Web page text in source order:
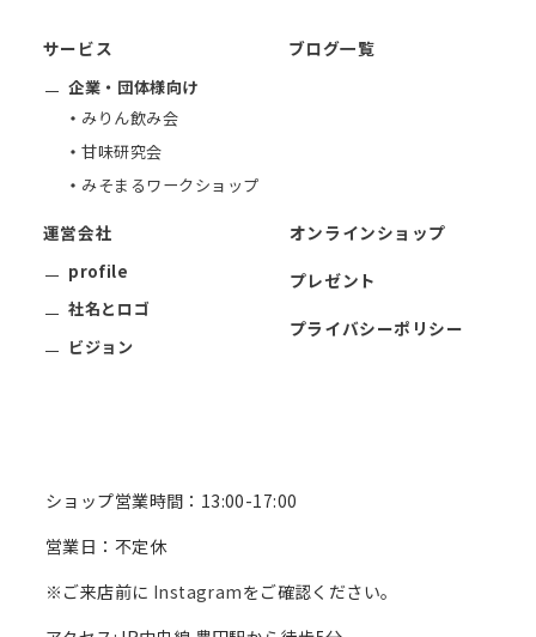
サービス
企業・団体様向け
みりん飲み会
甘味研究会
みそまるワークショップ
ブログ一覧
運営会社
profile
社名とロゴ
ビジョン
オンラインショップ
プレゼント
プライバシーポリシー
ショップ営業時間：13:00-17:00
営業日：不定休
※ご来店前に Instagramをご確認ください。